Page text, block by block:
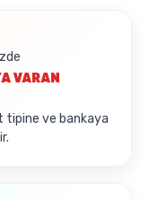
VARAN
tipine ve bankaya